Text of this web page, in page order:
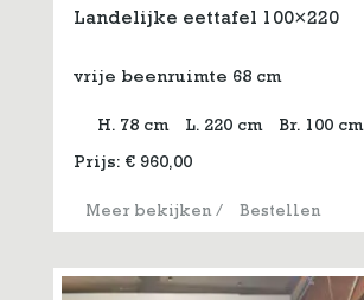
Landelijke eettafel 100×220
vrije beenruimte 68 cm
H. 78 cm L. 220 cm Br. 100 cm
Prijs: € 960,00
Meer bekijken/ Bestellen